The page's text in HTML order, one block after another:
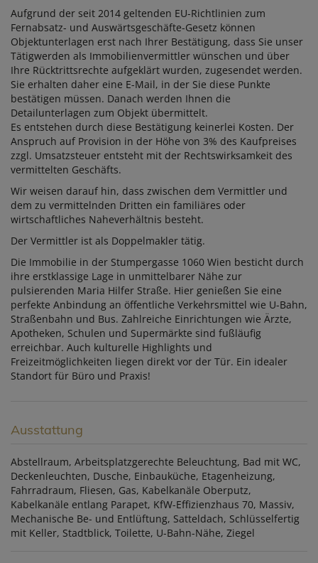
Aufgrund der seit 2014 geltenden EU-Richtlinien zum
Fernabsatz- und Auswärtsgeschäfte-Gesetz können
Objektunterlagen erst nach Ihrer Bestätigung, dass Sie unser
Tätigwerden als Immobilienvermittler wünschen und über
Ihre Rücktrittsrechte aufgeklärt wurden, zugesendet werden.
Sie erhalten daher eine E-Mail, in der Sie diese Punkte
bestätigen müssen. Danach werden Ihnen die
Detailunterlagen zum Objekt übermittelt.
Es entstehen durch diese Bestätigung keinerlei Kosten. Der
Anspruch auf Provision in der Höhe von 3% des Kaufpreises
zzgl. Umsatzsteuer entsteht mit der Rechtswirksamkeit des
vermittelten Geschäfts.
Wir weisen darauf hin, dass zwischen dem Vermittler und
dem zu vermittelnden Dritten ein familiäres oder
wirtschaftliches Naheverhältnis besteht.
Der Vermittler ist als Doppelmakler tätig.
Die Immobilie in der Stumpergasse 1060 Wien besticht durch
ihre erstklassige Lage in unmittelbarer Nähe zur
pulsierenden Maria Hilfer Straße. Hier genießen Sie eine
perfekte Anbindung an öffentliche Verkehrsmittel wie U-Bahn,
Straßenbahn und Bus. Zahlreiche Einrichtungen wie Ärzte,
Apotheken, Schulen und Supermärkte sind fußläufig
erreichbar. Auch kulturelle Highlights und
Freizeitmöglichkeiten liegen direkt vor der Tür. Ein idealer
Standort für Büro und Praxis!
Ausstattung
Abstellraum Arbeitsplatzgerechte Beleuchtung Bad mit WC
Deckenleuchten Dusche Einbauküche Etagenheizung
Fahrradraum Fliesen Gas Kabelkanäle Oberputz
Kabelkanäle entlang Parapet KfW-Effizienzhaus 70 Massiv
Mechanische Be- und Entlüftung Satteldach Schlüsselfertig
mit Keller Stadtblick Toilette U-Bahn-Nähe Ziegel